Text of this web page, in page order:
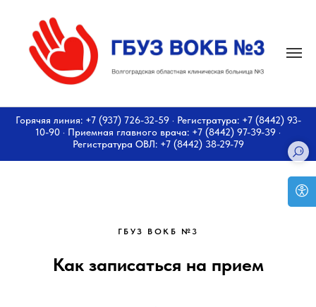
Горячяя линия: +7 (937) 726-32-59 · Регистратура: +7 (8442) 93-
10-90 · Приемная главного врача: +7 (8442) 97-39-39 ·
Регистратура ОВЛ: +7 (8442) 38-29-79
ГБУЗ ВОКБ №3
Как записаться на прием